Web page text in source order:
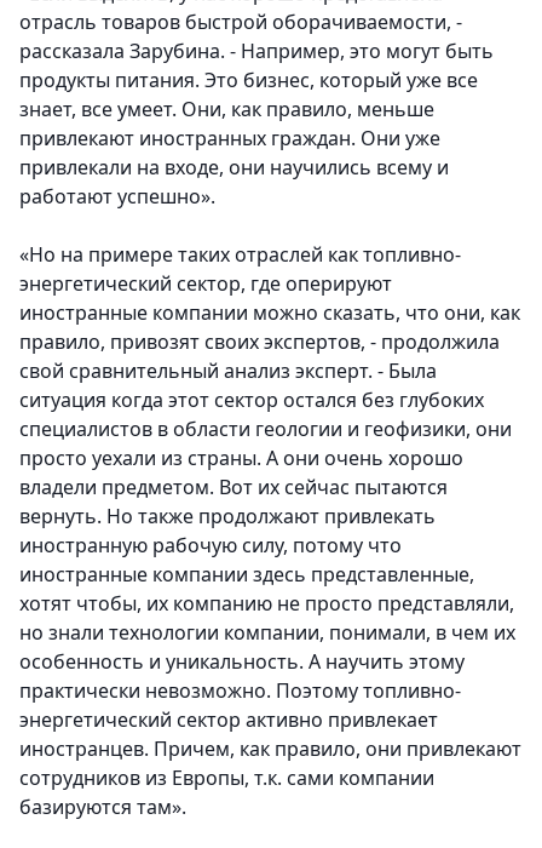
отрасль товаров быстрой оборачиваемости, -
рассказала Зарубина. - Например, это могут быть
продукты питания. Это бизнес, который уже все
знает, все умеет. Они, как правило, меньше
привлекают иностранных граждан. Они уже
привлекали на входе, они научились всему и
работают успешно».
«Но на примере таких отраслей как топливно-
энергетический сектор, где оперируют
иностранные компании можно сказать, что они, как
правило, привозят своих экспертов, - продолжила
свой сравнительный анализ эксперт. - Была
ситуация когда этот сектор остался без глубоких
специалистов в области геологии и геофизики, они
просто уехали из страны. А они очень хорошо
владели предметом. Вот их сейчас пытаются
вернуть. Но также продолжают привлекать
иностранную рабочую силу, потому что
иностранные компании здесь представленные,
хотят чтобы, их компанию не просто представляли,
но знали технологии компании, понимали, в чем их
особенность и уникальность. А научить этому
практически невозможно. Поэтому топливно-
энергетический сектор активно привлекает
иностранцев. Причем, как правило, они привлекают
сотрудников из Европы, т.к. сами компании
базируются там».